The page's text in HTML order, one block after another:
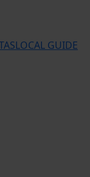
LOCAL GUIDE